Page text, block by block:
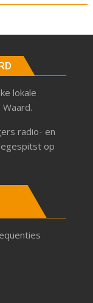
lokale
radio- en
op